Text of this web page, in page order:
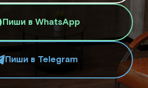
Пиши в WhatsApp
Пиши в Telegram